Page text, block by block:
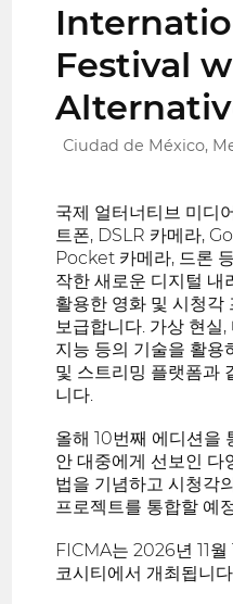
Festival
Ciudad de México,
국제 얼터너티브 미디
트폰, DSLR 카메라,
Pocket 카메라, 드론
작한 새로운 디지털 내
활용한 영화 및 시청각
보급합니다. 가상 현실
지능 등의 기술을 활용
및 스트리밍 플랫폼과
니다.
올해 10번째 에디션을
안 대중에게 선보인 다
법을 기념하고 시청각
프로젝트를 통합할 예
FICMA는 2026년 11
코시티에서 개최됩니다.